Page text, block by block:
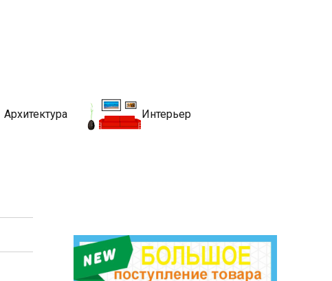
Архитектура Интерьер